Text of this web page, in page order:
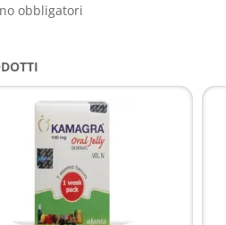
obbligatori